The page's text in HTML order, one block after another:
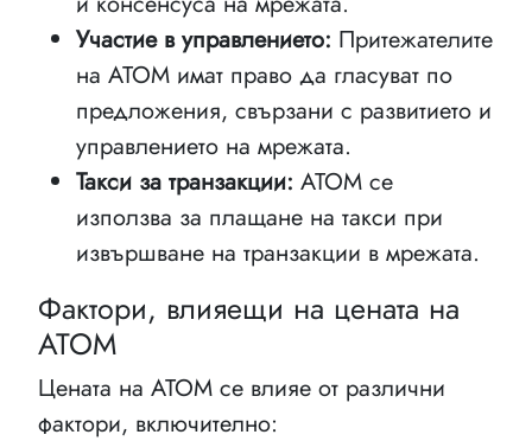
Участие в управлението: Притежателите
на ATOM имат право да гласуват по
предложения, свързани с развитието и
управлението на мрежата.
Такси за транзакции: ATOM се
използва за плащане на такси при
извършване на транзакции в мрежата.
Фактори, влияещи на цената на
ATOM
Цената на ATOM се влияе от различни
фактори, включително: